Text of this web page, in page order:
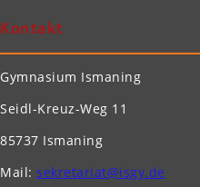
Kontakt
Gymnasium Ismaning
Seidl-Kreuz-Weg 11
85737 Ismaning
Mail: sekretariat@isgy.de